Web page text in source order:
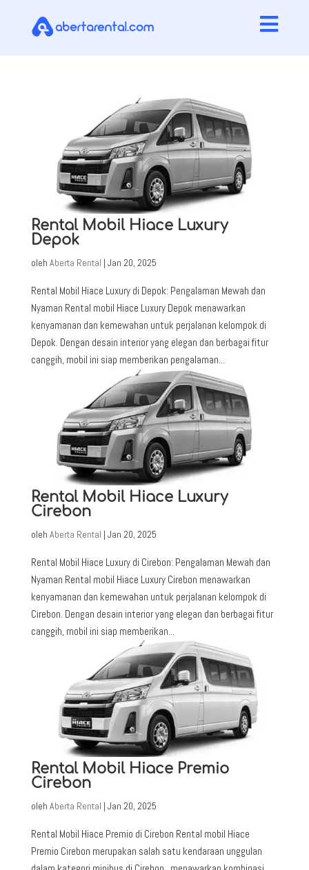

Rental Mobil Hiace Luxury
Depok
oleh Aberta Rental | Jan 20, 2025
Rental Mobil Hiace Luxury di Depok: Pengalaman Mewah dan
Nyaman Rental mobil Hiace Luxury Depok menawarkan
kenyamanan dan kemewahan untuk perjalanan kelompok di
Depok. Dengan desain interior yang elegan dan berbagai fitur
canggih, mobil ini siap memberikan pengalaman...
Rental Mobil Hiace Luxury
Cirebon
oleh Aberta Rental | Jan 20, 2025
Rental Mobil Hiace Luxury di Cirebon: Pengalaman Mewah dan
Nyaman Rental mobil Hiace Luxury Cirebon menawarkan
kenyamanan dan kemewahan untuk perjalanan kelompok di
Cirebon. Dengan desain interior yang elegan dan berbagai fitur
canggih, mobil ini siap memberikan...
Rental Mobil Hiace Premio
Cirebon
oleh Aberta Rental | Jan 20, 2025
Rental Mobil Hiace Premio di Cirebon Rental mobil Hiace
Premio Cirebon merupakan salah satu kendaraan unggulan